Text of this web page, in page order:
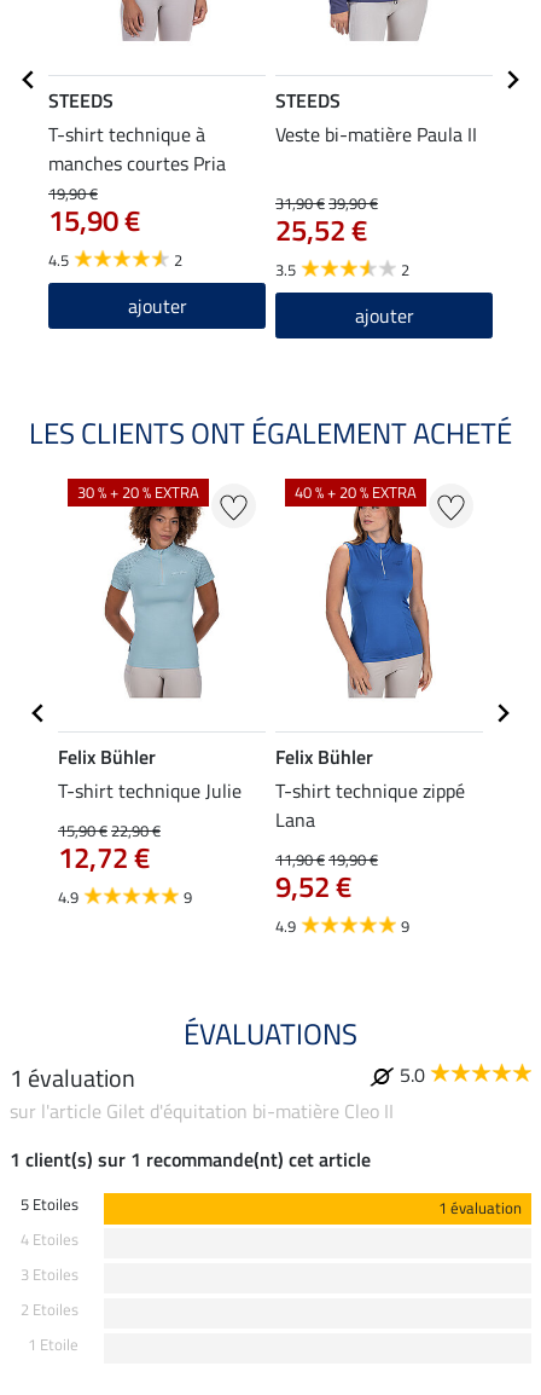
STEEDS
T-shirt technique à
manches courtes Pria
19,90 €
15,90 €
4.5 2
ajouter
STEEDS
Veste bi-matière Paula II
31,90 €39,90 €
25,52 €
3.5 2
ajouter
LES CLIENTS ONT ÉGALEMENT ACHETÉ
30 % + 20 % EXTRA
Felix Bühler
T-shirt technique Julie
15,90 €22,90 €
12,72 €
4.9 9
40 % + 20 % EXTRA
Felix Bühler
T-shirt technique zippé
Lana
11,90 €19,90 €
9,52 €
4.9 9
ÉVALUATIONS
1 évaluation
5.0
sur l'article Gilet d'équitation bi-matière Cleo II
1 client(s) sur 1 recommande(nt) cet article
5 Etoiles
1 évaluation
4 Etoiles
3 Etoiles
2 Etoiles
1 Etoile